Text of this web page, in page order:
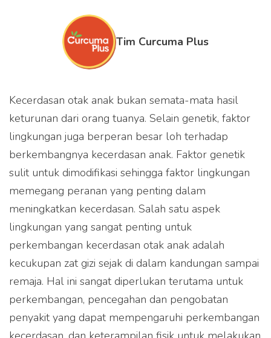
Tim Curcuma Plus
Kecerdasan otak anak bukan semata-mata hasil
keturunan dari orang tuanya. Selain genetik, faktor
lingkungan juga berperan besar loh terhadap
berkembangnya kecerdasan anak. Faktor genetik
sulit untuk dimodifikasi sehingga faktor lingkungan
memegang peranan yang penting dalam
meningkatkan kecerdasan. Salah satu aspek
lingkungan yang sangat penting untuk
perkembangan kecerdasan otak anak adalah
kecukupan zat gizi sejak di dalam kandungan sampai
remaja. Hal ini sangat diperlukan terutama untuk
perkembangan, pencegahan dan pengobatan
penyakit yang dapat mempengaruhi perkembangan